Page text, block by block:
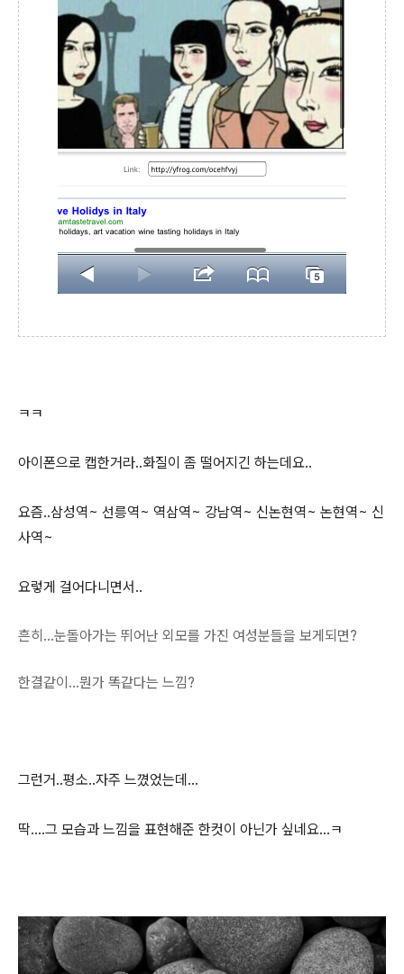
ㅋㅋ
아이폰으로 캡한거라..화질이 좀 떨어지긴 하는데요..
요즘..삼성역~ 선릉역~ 역삼역~ 강남역~ 신논현역~ 논현역~ 신
사역~
요렇게 걸어다니면서..
흔히...눈돌아가는 뛰어난 외모를 가진 여성분들을 보게되면?
한결같이...뭔가 똑같다는 느낌?
그런거..평소..자주 느꼈었는데...
딱....그 모습과 느낌을 표현해준 한컷이 아닌가 싶네요...ㅋ